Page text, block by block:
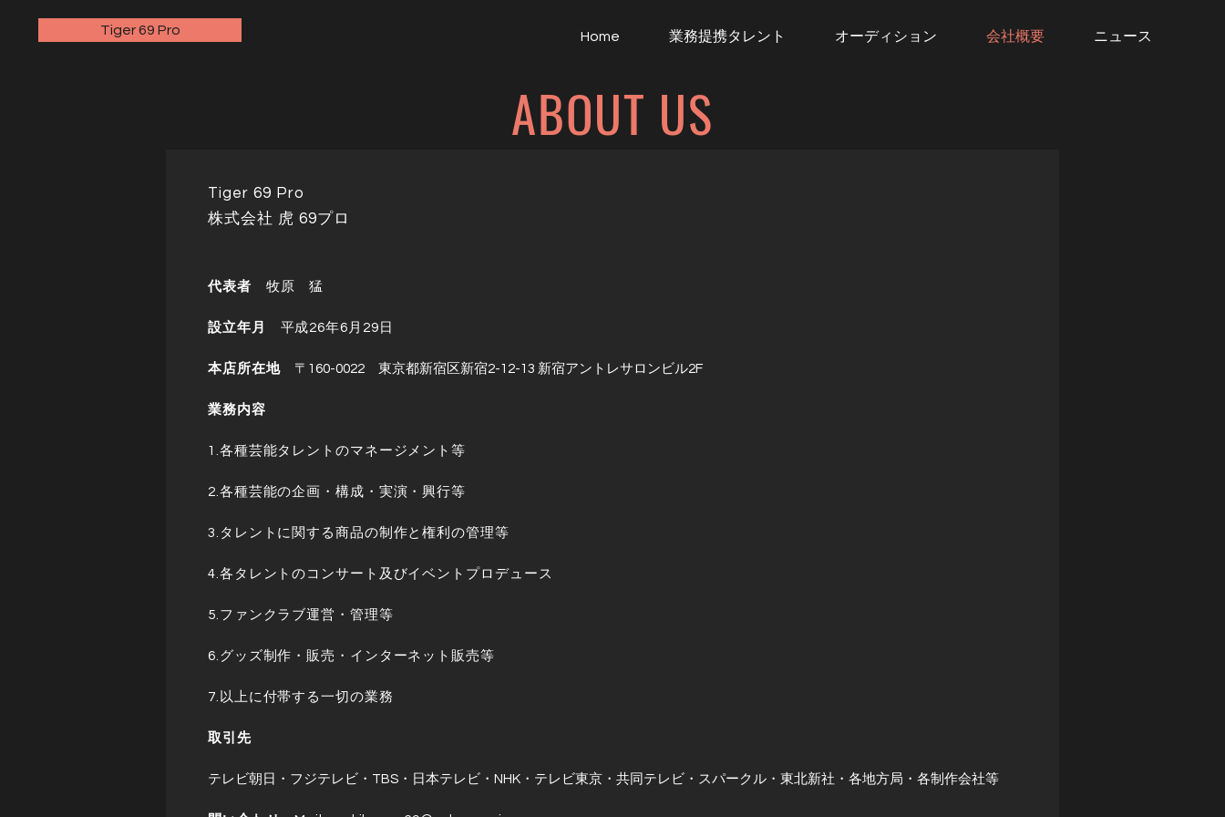
Tiger 69 Pro Home 業務提携タレント オーディション 会社概要 ニュース
ABOUT US
Tiger 69 Pro
​株式会社 虎 69プロ
代表者 牧原 猛
設立年月 平成26年6月29日
本店所在地 〒160-0022 東京都新宿区新宿2-12-13 新宿アントレサロンビル2F
業務内容
1.各種芸能タレントのマネージメント等
2.各種芸能の企画・構成・実演・興行等
3.タレントに関する商品の制作と権利の管理等
4.各タレントのコンサート及びイベントプロデュース
5.ファンクラブ運営・管理等
6.グッズ制作・販売・インターネット販売等
7.以上に付帯する一切の業務
取引先
テレビ朝日・フジテレビ・TBS・日本テレビ・NHK・テレビ東京・共同テレビ・スパークル・東北新社・各地方局・各制作会社等